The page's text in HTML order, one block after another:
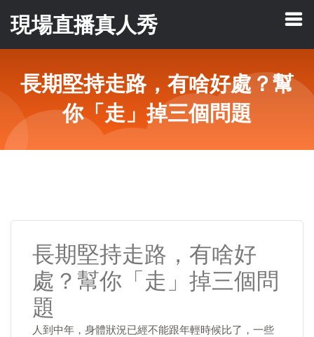
現場直播真人秀
長期堅持走路，有啥好處？幫
你「走」掉三個問題
長期堅持走路，有啥好
處？幫你「走」掉三個問
題
人到中年，身體狀況已經不能跟年輕時候比了，一些